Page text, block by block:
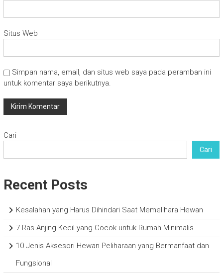
Situs Web
Simpan nama, email, dan situs web saya pada peramban ini
untuk komentar saya berikutnya.
Cari
Cari
Recent Posts
Kesalahan yang Harus Dihindari Saat Memelihara Hewan
7 Ras Anjing Kecil yang Cocok untuk Rumah Minimalis
10 Jenis Aksesori Hewan Peliharaan yang Bermanfaat dan
Fungsional